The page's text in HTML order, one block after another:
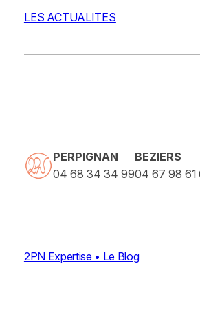
LES ACTUALITES
PERPIGNAN
04 68 34 34 99
BEZIERS
04 67 98 61
2PN Expertise • Le Blog